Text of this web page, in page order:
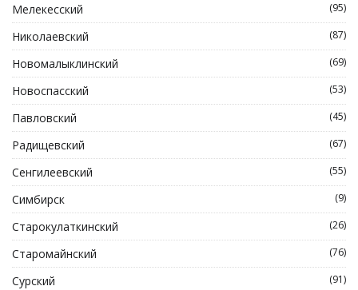
Мелекесский (95)
Николаевский (87)
Новомалыклинский (69)
Новоспасский (53)
Павловский (45)
Радищевский (67)
Сенгилеевский (55)
Симбирск (9)
Старокулаткинский (26)
Старомайнский (76)
Сурский (91)